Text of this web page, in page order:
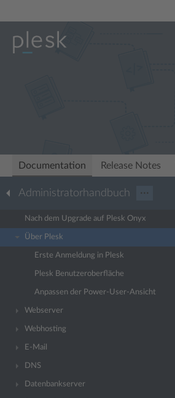
Documentation Release Notes
Administratorhandbuch ···
Nach dem Upgrade auf Plesk Onyx
Über Plesk
Erste Anmeldung in Plesk
Plesk Benutzeroberfläche
Anpassen der Power-User-Ansicht
Webserver
Webhosting
E-Mail
DNS
Datenbankserver